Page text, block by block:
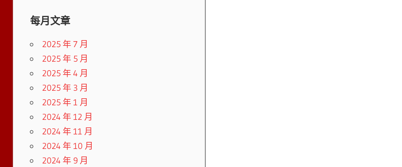
每月文章
2025 年 7 月
2025 年 5 月
2025 年 4 月
2025 年 3 月
2025 年 1 月
2024 年 12 月
2024 年 11 月
2024 年 10 月
2024 年 9 月